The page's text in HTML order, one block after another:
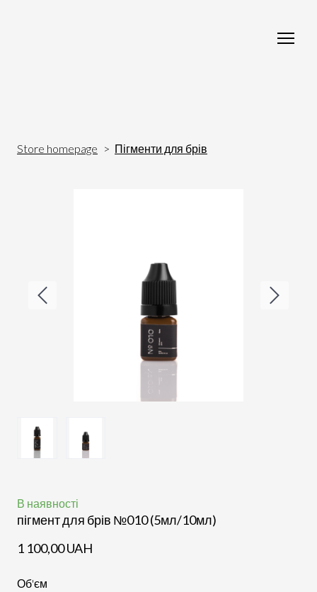
Store homepage Пігменти для брів
В наявності
пігмент для брів №010 (5мл/10мл)
1 100,00 UAH
Об'єм